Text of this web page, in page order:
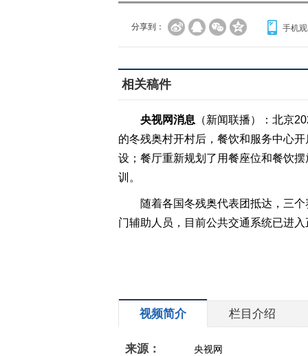
分享到： 手机
相关稿件
央视网消息 （新闻联播）：北京
的冬残奥村开村后，餐饮和服务中心
设；餐厅重新规划了用餐座位和餐饮
训。
随着各国冬残奥代表团抵达，三
门辅助人员，目前公共交通系统已进
视频简介 栏目介绍
来源： 央视网